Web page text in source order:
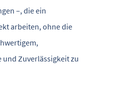
–, die ein
arbeiten, ohne die
Zuverlässigkeit zu